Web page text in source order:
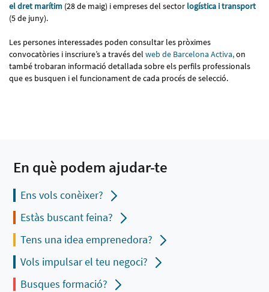
el dret marítim (28 de maig) i empreses del sector logística i transport
(5 de juny).
Les persones interessades poden consultar les pròximes
convocatòries i inscriure’s a través del web de Barcelona Activa,on
també trobaran informació detallada sobre els perfils professionals
que es busquen i el funcionament de cada procés de selecció.
En què podem ajudar-te
Ens vols conèixer?
Estàs buscant feina?
Tens una idea emprenedora?
Vols impulsar el teu negoci?
Busques formació?